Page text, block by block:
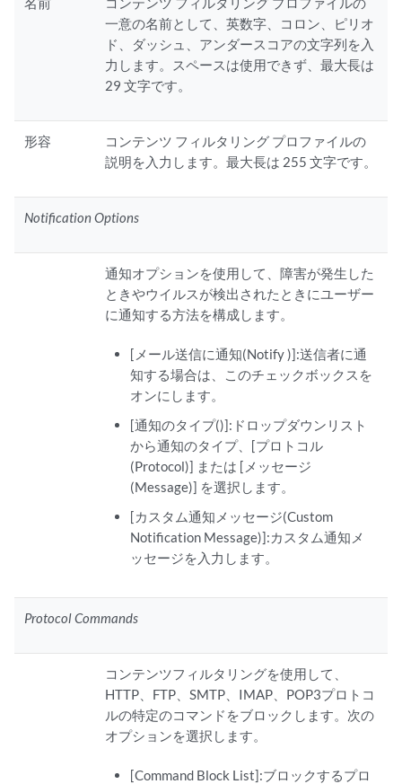
一意の名前として、英数字、コロン、ピリオ
ド、ダッシュ、アンダースコアの文字列を入
力します。スペースは使用できず、最大長は
29 文字です。
形容
コンテンツ フィルタリング プロファイルの
説明を入力します。最大長は 255 文字です。
Notification Options
通知オプションを使用して、障害が発生した
ときやウイルスが検出されたときにユーザー
に通知する方法を構成します。
[メール送信に通知(Notify )]:送信者に通
知する場合は、このチェックボックスを
オンにします。
[通知のタイプ()]:ドロップダウンリスト
から通知のタイプ、[プロトコル
(Protocol)] または [メッセージ
(Message)] を選択します。
[カスタム通知メッセージ(Custom
Notification Message)]:カスタム通知メ
ッセージを入力します。
Protocol Commands
コンテンツフィルタリングを使用して、
HTTP、FTP、SMTP、IMAP、POP3プロトコ
ルの特定のコマンドをブロックします。次の
オプションを選択します。
[Command Block List]:ブロックするプロ